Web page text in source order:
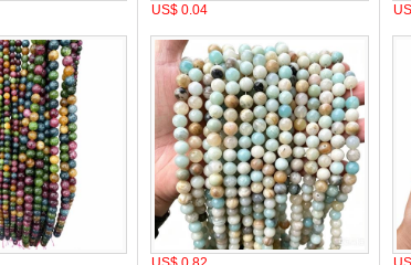
US$ 0.04